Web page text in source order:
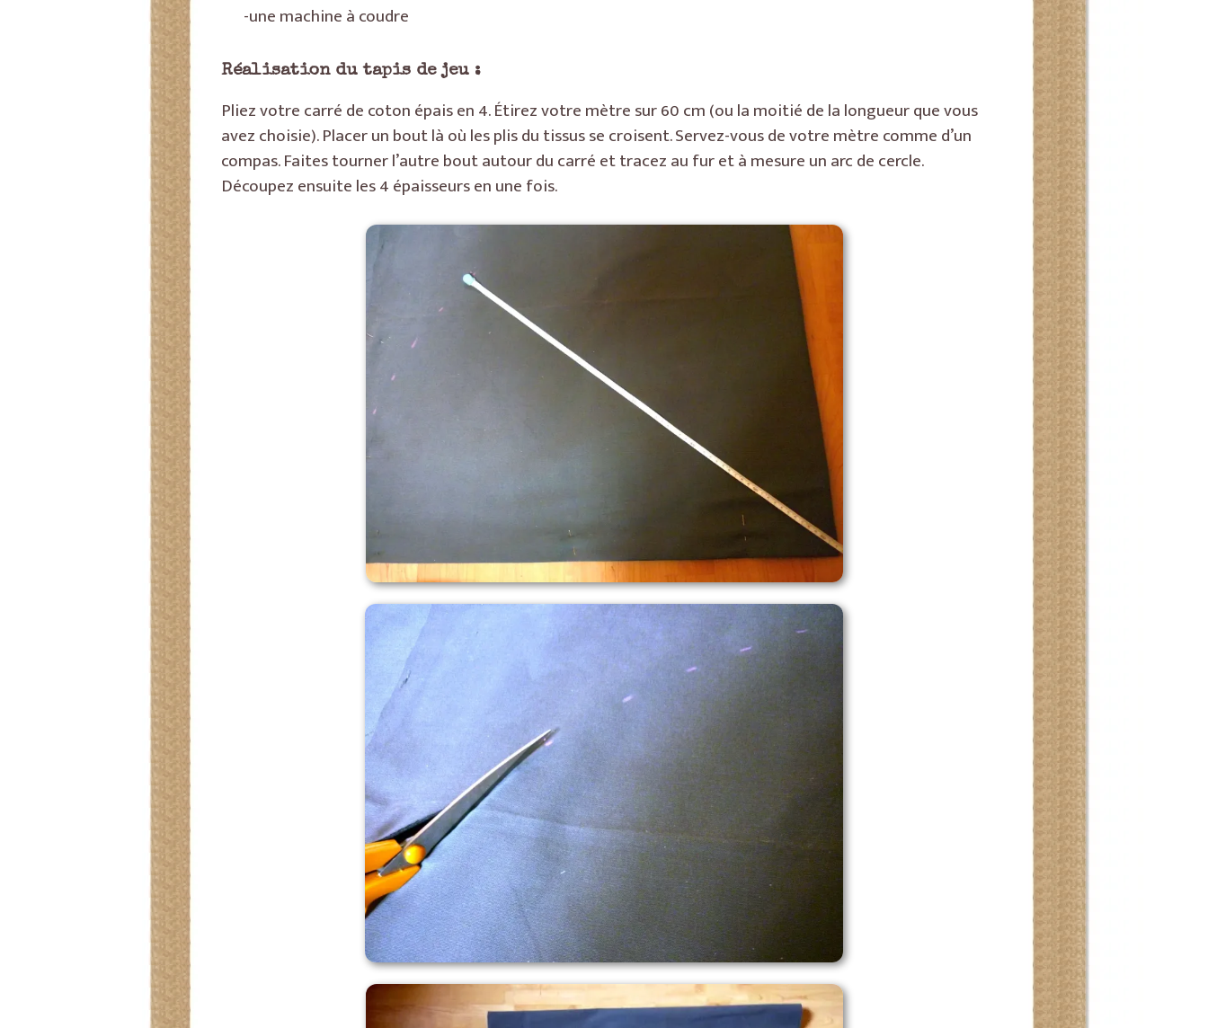
-une machine à coudre
Réalisation du tapis de jeu :
Pliez votre carré de coton épais en 4. Étirez votre mètre sur 60 cm (ou la moitié de la longueur que vous
avez choisie). Placer un bout là où les plis du tissus se croisent. Servez-vous de votre mètre comme d’un
compas. Faites tourner l’autre bout autour du carré et tracez au fur et à mesure un arc de cercle.
Découpez ensuite les 4 épaisseurs en une fois.